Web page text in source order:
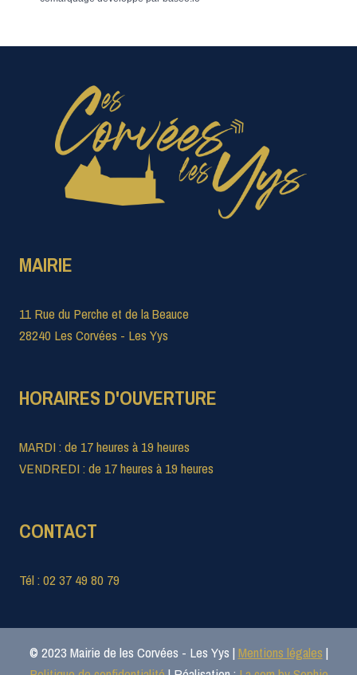
MAIRIE
11 Rue du Perche et de la Beauce
28240 Les Corvées - Les Yys
HORAIRES D'OUVERTURE
MARDI : de 17 heures à 19 heures
VENDREDI : de 17 heures à 19 heures
CONTACT
Tél : 02 37 49 80 79
© 2023 Mairie de les Corvées - Les Yys | Mentions légales |